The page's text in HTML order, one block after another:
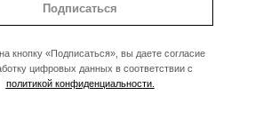
Подписаться
кнопку «Подписаться», вы даете согласие
цифровых данных в соответствии с
политикой конфиденциальности.